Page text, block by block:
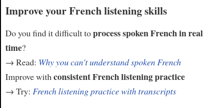
Improve your French listening skills
Do you find it difficult toprocess spoken French in real
time?
→ Read: Why you can't understand spoken French
Improve with consistent French listening practice
→ Try: French listening practice with transcripts